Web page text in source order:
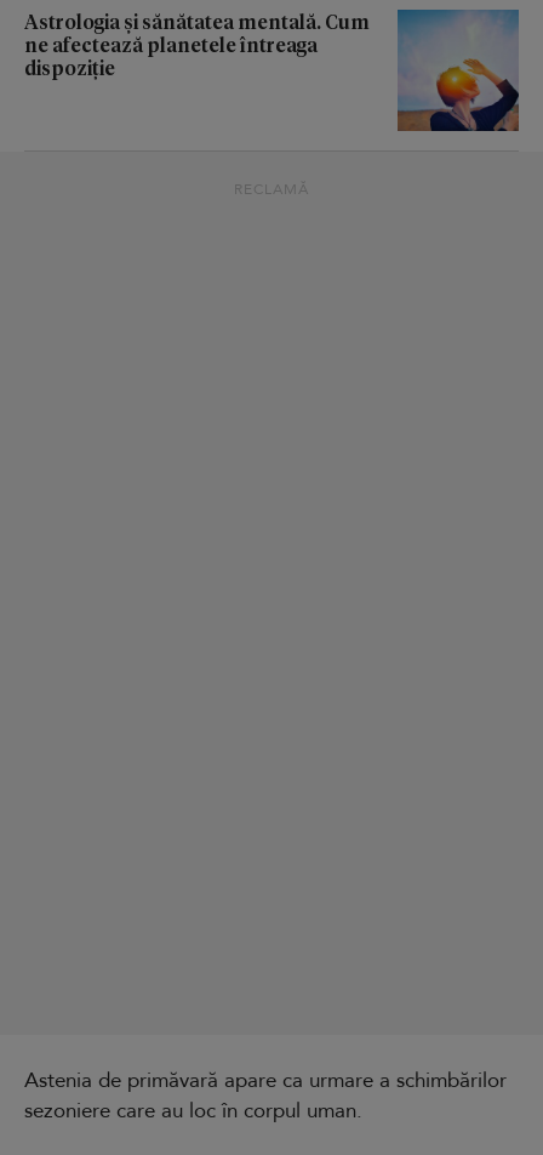
Astrologia și sănătatea mentală. Cum
ne afectează planetele întreaga
dispoziție
RECLAMĂ
Astenia de primăvară apare ca urmare a schimbărilor
sezoniere care au loc în corpul uman.